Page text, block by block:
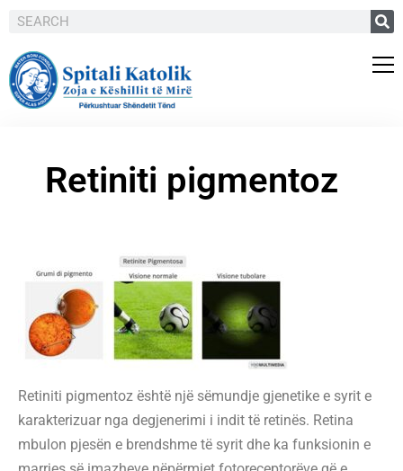
Retiniti pigmentoz
Retiniti pigmentoz është një sëmundje gjenetike e syrit e
karakterizuar nga degjenerimi i indit të retinës. Retina
mbulon pjesën e brendshme të syrit dhe ka funksionin e